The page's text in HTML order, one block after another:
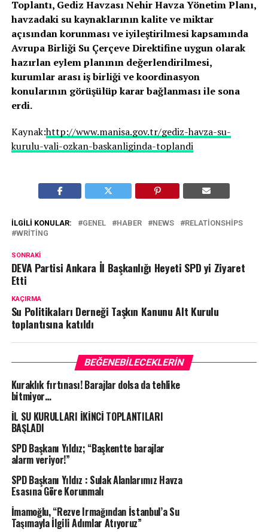
Toplantı, Gediz Havzası Nehir Havza Yönetim Planı,
havzadaki su kaynaklarının kalite ve miktar
açısından korunması ve iyileştirilmesi kapsamında
Avrupa Birliği Su Çerçeve Direktifine uygun olarak
hazırlan eylem planının değerlendirilmesi,
kurumlar arası iş birliği ve koordinasyon
konularının görüşülüp karar bağlanması ile sona
erdi.
Kaynak:http://www.manisa.gov.tr/gediz-havza-su-
kurulu-vali-ozkan-baskanliginda-toplandi
İLGILI KONULAR: GENEL HABER NEWS
RELATIONSHIPS
WRITING
SONRAKI
DEVA Partisi Ankara İl Başkanlığı Heyeti SPD yi Ziyaret
Etti
KAÇIRMA
Su Politikaları Derneği Taşkın Kanunu Alt Kurulu
toplantısına katıldı
BEĞENEBILECEKLERIN
Kuraklık fırtınası! Barajlar dolsa da tehlike
bitmiyor…
İL SU KURULLARI İKİNCİ TOPLANTILARI
BAŞLADI
SPD Başkanı Yıldız; “Başkentte barajlar
alarm veriyor!”
SPD Başkanı Yıldız : Sulak Alanlarımız Havza
Esasına Göre Korunmalı
İmamoğlu, “Rezve Irmağından İstanbul’a Su
Taşımayla İlgili Adımlar Atıyoruz”